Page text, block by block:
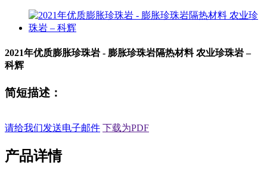
2021年优质膨胀珍珠岩 - 膨胀珍珠岩隔热材料 农业珍珠岩 –
科辉
简短描述：
请给我们发送电子邮件 下载为PDF
产品详情